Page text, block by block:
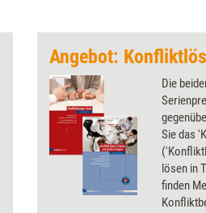
Die
Sie das
lösen in
finden